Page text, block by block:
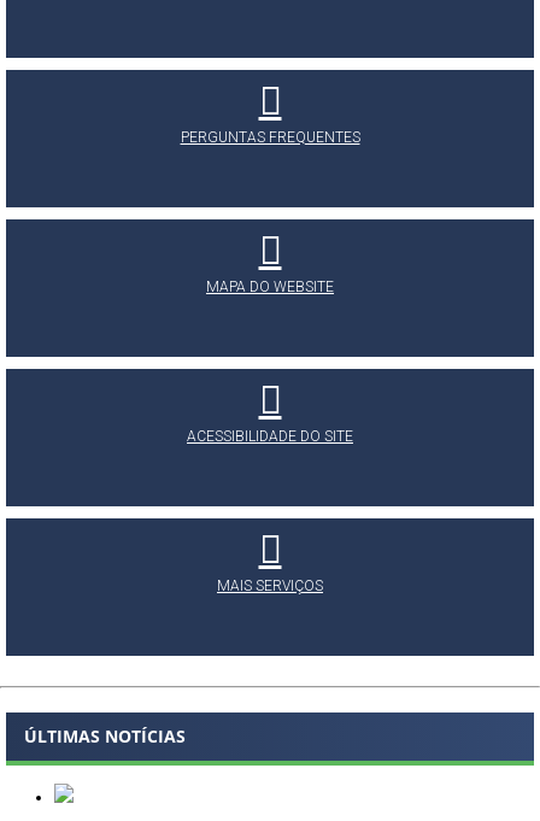
PERGUNTAS FREQUENTES
MAPA DO WEBSITE
ACESSIBILIDADE DO SITE
MAIS SERVIÇOS
ÚLTIMAS NOTÍCIAS